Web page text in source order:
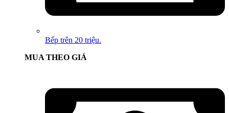
Bếp trên 20 triệu.
MUA THEO GIÁ